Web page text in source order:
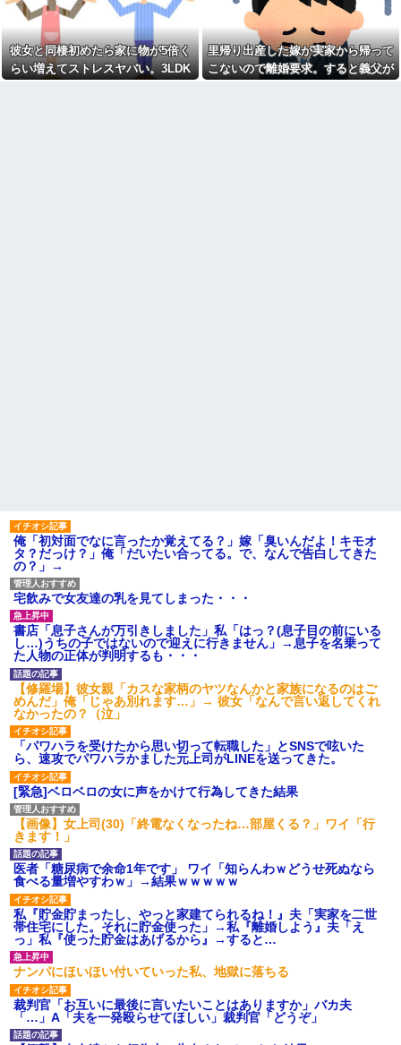
【衝撃画像】中学生「先生！
水泳で水着になるのイヤで
す！」先生「分かった」→結果
まさかの『こう』なってしまうw
w w w w w w
【速報】ワイ、嫁とのセッ■ス
後続車にクラクションを鳴ら
され彼氏が逆切れ。「何クラク
ション鳴らしてんだ！降りてこ
いよ！」と怒鳴りだし...
【衝撃】報酬100万円超の治験
募集がこちらｗｗｗｗｗ(※画像
あり)
【ネット騒然】惨殺されたタ
ワマン頂き女子のこの動画、す
げえええええｗｗｗｗｗｗｗｗ
ｗｗｗ
【愕然】白のクラウン俺氏、
高速道路左車線を制限速度で走
った結果wwwwwwwwwwww
百年の恋12-899 食べた量を
張り合ってくる
【悲報】佐藤輝明・・・２軍
でも盛大にやらかす←あまり悲
しませないでくれ
同性から見て魅力のない女性
女「赤ちゃん抱っこしてみま
すか～？w」ワイ（やめろおおお
おおおおおおおおおおお）
【画像】このボケて、破壊力
ありすぎてクッソワロタｗｗｗ
彼女と同棲初めたら家に物が5倍く
らい増えてストレスヤバい。3LDK
里帰り出産した嫁が実家から帰って
こないので離婚要求。すると義父が
俺「初対面でなに言ったか覚えてる？」嫁「臭いんだよ！キモオ
タ？だっけ？」俺「だいたい合ってる。で、なんで告白してきた
の？」→
宅飲みで女友達の乳を見てしまった・・・
書店「息子さんが万引きしました」私「はっ？(息子目の前にいる
し…)うちの子ではないので迎えに行きません」→息子を名乗って
た人物の正体が判明するも・・・
【修羅場】彼女親「カスな家柄のヤツなんかと家族になるのはご
めんだ」俺「じゃあ別れます…」→ 彼女「なんで言い返してくれ
なかったの？（泣」
「パワハラを受けたから思い切って転職した」とSNSで呟いた
ら、速攻でパワハラかました元上司がLINEを送ってきた。
[緊急]ベロベロの女に声をかけて行為してきた結果
【画像】女上司(30)「終電なくなったね…部屋くる？」ワイ「行
きます！」
医者「糖尿病で余命1年です」 ワイ「知らんわｗどうせ死ぬなら
食べる量増やすわｗ」→結果ｗｗｗｗｗ
私『貯金貯まったし、やっと家建てられるね！』夫「実家を二世
帯住宅にした。それに貯金使った」→私『離婚しよう』夫「え
っ」私『使った貯金はあげるから』→すると…
ナンパにほいほい付いていった私、地獄に落ちる
裁判官「お互いに最後に言いたいことはありますか」バカ夫
「…」A「夫を一発殴らせてほしい」裁判官「どうぞ」